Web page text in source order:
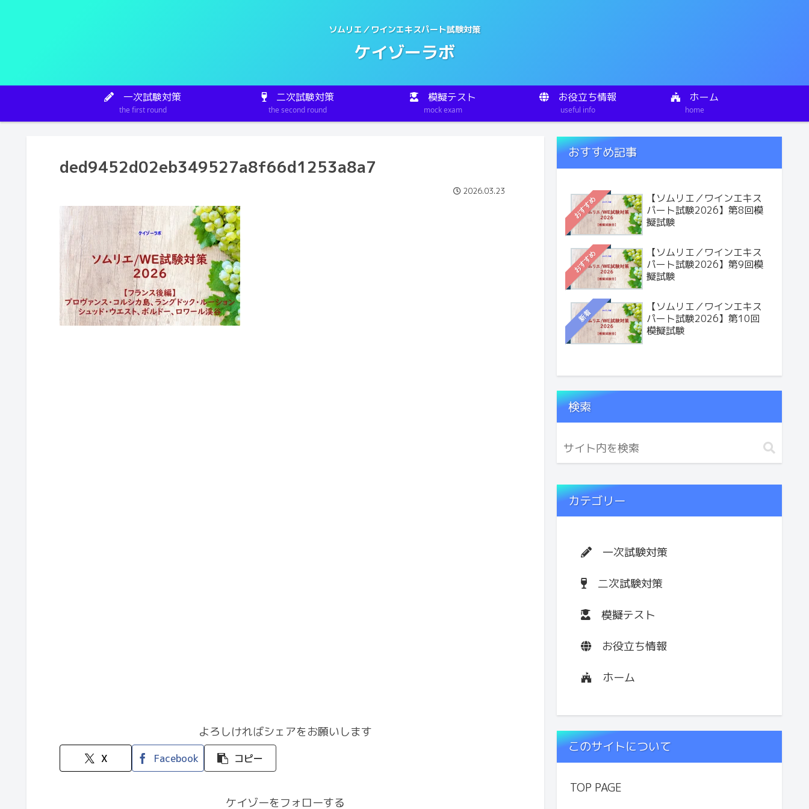
ソムリエ／ワインエキスパート試験対策
ケイゾーラボ
一次試験対策
the first round
二次試験対策
the second round
模擬テスト
mock exam
お役立ち情報
useful info
ホーム
home
ded9452d02eb349527a8f66d1253a8a7
2026.03.23
よろしければシェアをお願いします
X Facebook コピー
ケイゾーをフォローする
おすすめ記事
おすすめ
【ソムリエ／ワインエキス
パート試験2026】第8回模
擬試験
おすすめ
【ソムリエ／ワインエキス
パート試験2026】第9回模
擬試験
新着
【ソムリエ／ワインエキス
パート試験2026】第10回
模擬試験
検索
カテゴリー
一次試験対策
二次試験対策
模擬テスト
お役立ち情報
ホーム
このサイトについて
TOP PAGE